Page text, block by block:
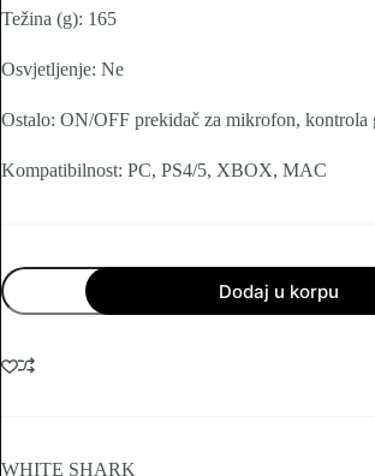
Težina (g): 165
Osvjetljenje: Ne
Ostalo: ON/OFF prekidač za mikrofon, kontrola
Kompatibilnost: PC, PS4/5, XBOX, MAC
WHITE
SHARK
SLUŠALICE
GH-
2443
Dodaj u korpu
WHITE SHARK